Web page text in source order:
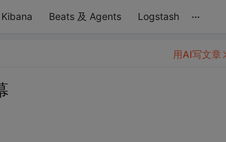
Kibana Beats 及 Agents Logstash ...
用AI写文章